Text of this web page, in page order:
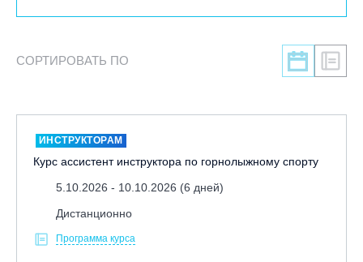
Тренерам
ЛЕКТОР
СРОКИ ПРОВЕДЕНИЯ
СОРТИРОВАТЬ ПО
ИНСТРУКТОРАМ
Курс ассистент инструктора по горнолыжному спорту
5.10.2026 - 10.10.2026 (6 дней)
Дистанционно
Программа курса